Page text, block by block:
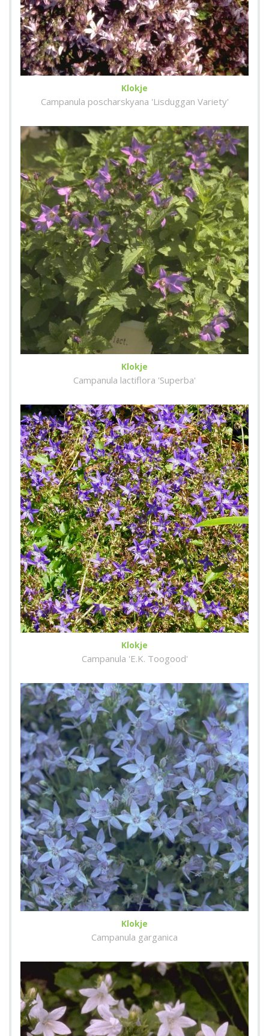
Klokje
Campanula poscharskyana 'Lisduggan Variety'
Klokje
Campanula lactiflora 'Superba'
Klokje
Campanula 'E.K. Toogood'
Klokje
Campanula garganica